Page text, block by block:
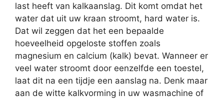
last heeft van kalkaanslag. Dit komt omdat het
water dat uit uw kraan stroomt, hard water is.
Dat wil zeggen dat het een bepaalde
hoeveelheid opgeloste stoffen zoals
magnesium en calcium (kalk) bevat. Wanneer er
veel water stroomt door eenzelfde een toestel,
laat dit na een tijdje een aanslag na. Denk maar
aan de witte kalkvorming in uw wasmachine of